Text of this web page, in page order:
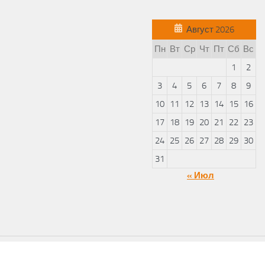
Август 2026
Пн Вт Ср Чт Пт Сб Вс
1
2
3
4 5 6 7 8
9
10
11 12 13 14 15
16
17
18 19 20 21 22 23
24 25 26 27 28 29 30
31
« Июл